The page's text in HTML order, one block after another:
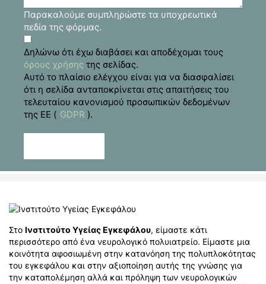
Παρακαλούμε συμπληρώστε τα υποχρεωτικά
πεδία της φόρμας.
Δηλώνω ότι έχω διαβάσει και αποδέχομαι τους
όρους χρήσης της σελίδας.
Αυτό το πλαίσιο ελέγχου είναι για να διασφαλίσει
ότι η σελίδα ανταποκρίνεται στις απαιτήσεις του
τελευταίου κανονισμού προσωπικών δεδομένων
της ΕΕ ( GDPR ).
Στο Ινστιτούτο Υγείας Εγκεφάλου, είμαστε κάτι
περισσότερο από ένα νευρολογικό πολυιατρείο. Είμαστε μια
κοινότητα αφοσιωμένη στην κατανόηση της πολυπλοκότητας
του εγκεφάλου και στην αξιοποίηση αυτής της γνώσης για
την καταπολέμηση αλλά και πρόληψη των νευρολογικών